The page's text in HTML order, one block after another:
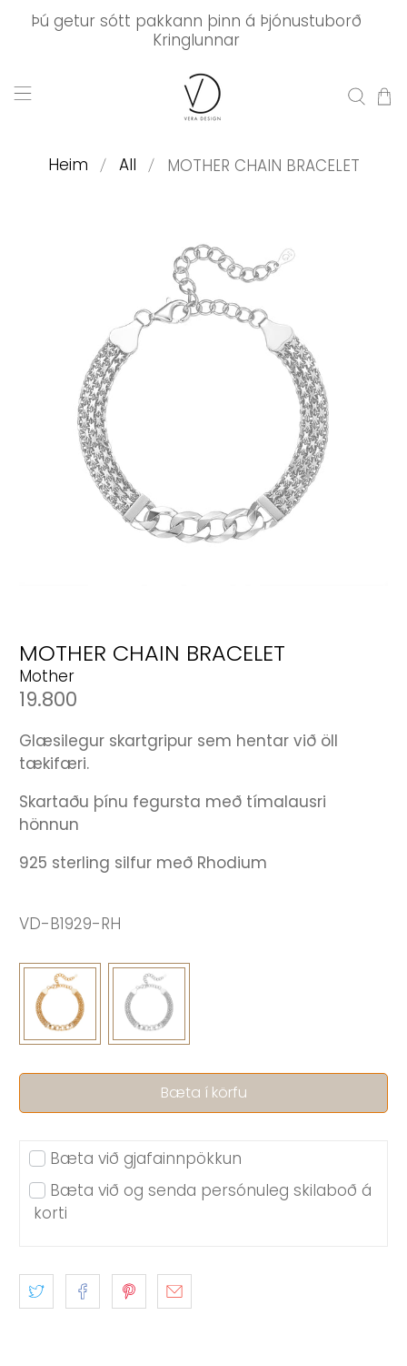
Þú getur sótt pakkann þinn á Þjónustuborð
Kringlunnar
Heim All MOTHER CHAIN BRACELET
MOTHER CHAIN BRACELET
Mother
19.800
Glæsilegur skartgripur sem hentar við öll
tækifæri.
Skartaðu þínu fegursta með tímalausri
hönnun
925 sterling silfur með Rhodium
VD-B1929-RH
Bæta í körfu
Bæta við gjafainnpökkun
Bæta við og senda persónuleg skilaboð á
korti